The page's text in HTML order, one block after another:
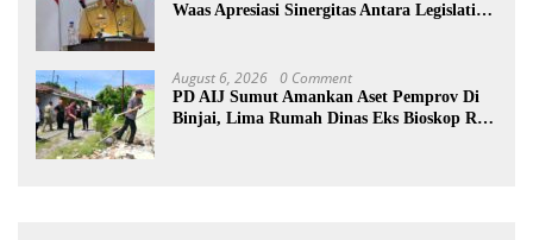
Waas Apresiasi Sinergitas Antara Legislatif
August 6, 2026 0 Comment
PD AIJ Sumut Amankan Aset Pemprov Di
Binjai, Lima Rumah Dinas Eks Bioskop Ria